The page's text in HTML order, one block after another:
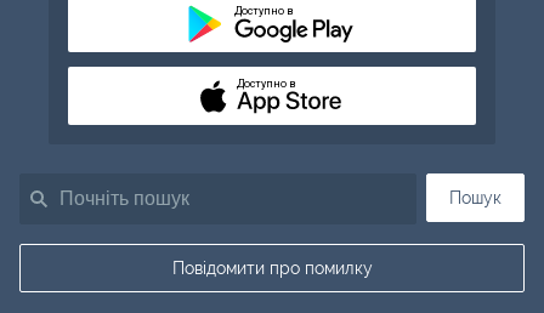
Пошук
Повідомити про помилку
Доступно в
Доступно в